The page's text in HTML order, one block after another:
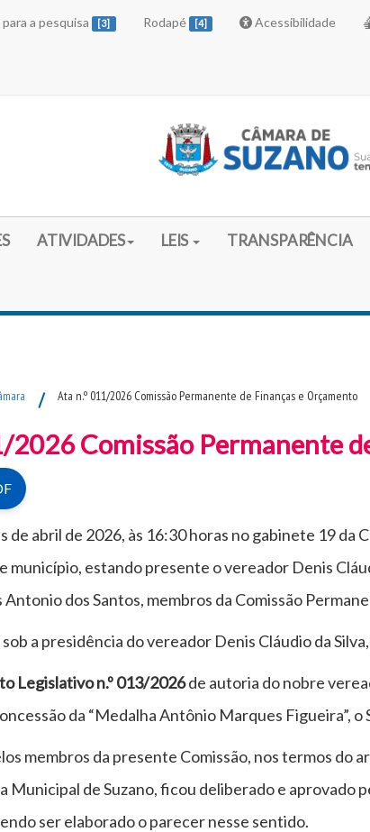
para a pesquisa [3] Rodapé [4] Acessibilidade
ATIVIDADES LEIS TRANSPARÊNCIA
/ Ata n.º 011/2026 Comissão Permanente de Finanças e Orçamento
2026 Comissão Permanente
de abril de 2026, às 16:30 horas no gabinete 19 da
município, estando presente o vereador Denis
dos Santos, membros da Comissão
a presidência do vereador Denis Cláudio da
Legislativo n.º 013/2026de autoria do nobre
da “Medalha Antônio Marques Figueira”, o
membros da presente Comissão, nos termos do
Municipal de Suzano, ficou deliberado e aprovado
ser elaborado o parecer nesse sentido.